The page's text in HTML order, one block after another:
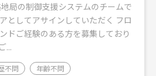
局の制御支援システムのチームで
としてアサインしていただく フロ
ドご経験のある方を募集しており
...
不問
年齢不問